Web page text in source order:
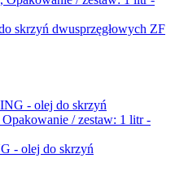
skrzyń dwusprzęgłowych ZF
- olej do skrzyń